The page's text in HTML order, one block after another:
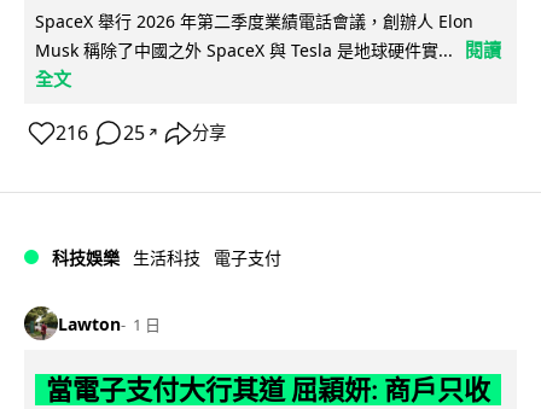
SpaceX 舉行 2026 年第二季度業績電話會議，創辦人 Elon
Musk 稱除了中國之外 SpaceX 與 Tesla 是地球硬件實...
閱讀
全文
216 25 ↗ 分享
科技娛樂 生活科技 電子支付
Lawton 1 日
當電子支付大行其道 屈穎妍: 商戶只收